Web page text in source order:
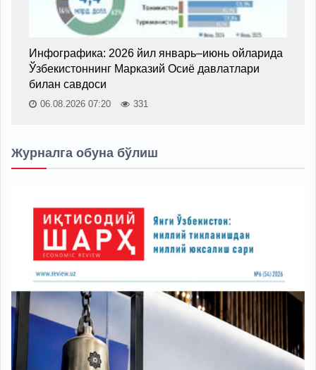
Инфографика: 2026 йил январь–июнь ойларида
Ўзбекистоннинг Марказий Осиё давлатлари
билан савдоси
06.08.2026 07:20 331
Журналга обуна бўлиш